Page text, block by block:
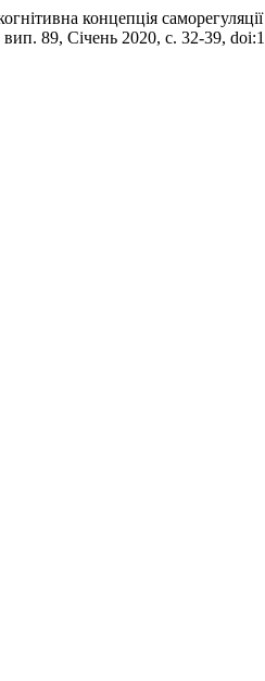
концепція
89, Січень 2020, с. 32-39,